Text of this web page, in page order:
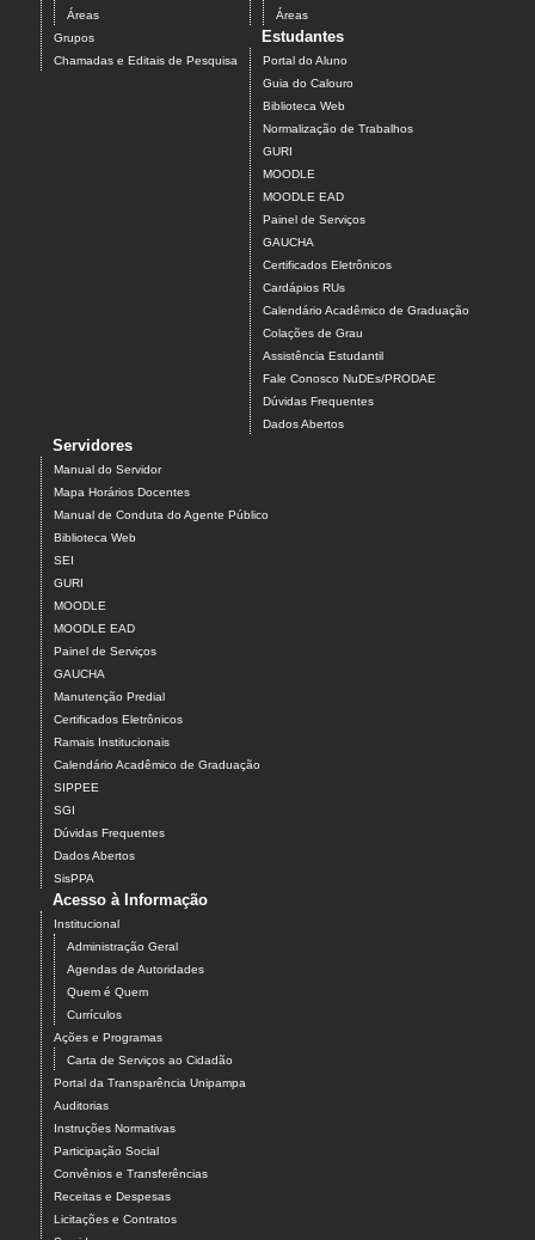
Áreas
Grupos
Chamadas e Editais de Pesquisa
Áreas
Estudantes
Portal do Aluno
Guia do Calouro
Biblioteca Web
Normalização de Trabalhos
GURI
MOODLE
MOODLE EAD
Painel de Serviços
GAUCHA
Certificados Eletrônicos
Cardápios RUs
Calendário Acadêmico de Graduação
Colações de Grau
Assistência Estudantil
Fale Conosco NuDEs/PRODAE
Dúvidas Frequentes
Dados Abertos
Servidores
Manual do Servidor
Mapa Horários Docentes
Manual de Conduta do Agente Público
Biblioteca Web
SEI
GURI
MOODLE
MOODLE EAD
Painel de Serviços
GAUCHA
Manutenção Predial
Certificados Eletrônicos
Ramais Institucionais
Calendário Acadêmico de Graduação
SIPPEE
SGI
Dúvidas Frequentes
Dados Abertos
SisPPA
Acesso à Informação
Institucional
Administração Geral
Agendas de Autoridades
Quem é Quem
Currículos
Ações e Programas
Carta de Serviços ao Cidadão
Portal da Transparência Unipampa
Auditorias
Instruções Normativas
Participação Social
Convênios e Transferências
Receitas e Despesas
Licitações e Contratos